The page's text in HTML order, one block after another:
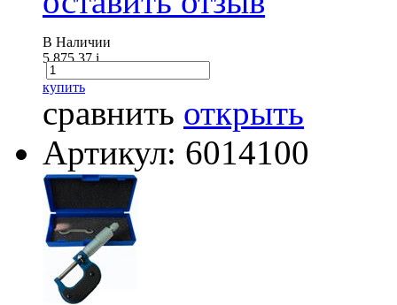
В Наличии
5 875.37i
купить
сравнить открыть
Артикул: 6014100